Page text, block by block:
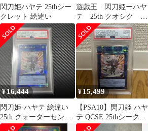
閃刀姫ハヤテ 25thシー
クレット 絵違い
遊戯王 閃刀姫ーハヤ
テ 25th クオシク 絵
違い イラスト違い
¥16,444
閃刀姫-ハヤテ 絵違い
25th クォーターセンチ
ュリーシークレット
¥ 15,499
【PSA10】閃刀姫 ハヤ
テ QCSE 25thシークレ
ット 絵違い 遊戯王